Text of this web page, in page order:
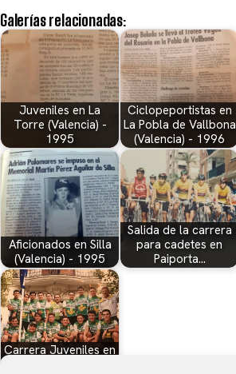
Galerías relacionadas:
Juveniles en La
Torre (Valencia) -
1995
Ciclopeportistas en
La Pobla de Vallbona
(Valencia) - 1996
Aficionados en Silla
(Valencia) - 1995
Salida de la carrera
para cadetes en
Paiporta…
Carrera Juveniles en